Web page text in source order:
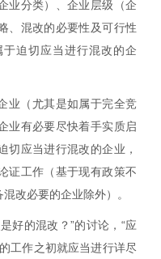
业分类）、企业层级（企
、混改的必要性及可行性
迫切应当进行混改的企
业（尤其是如属于完全竞
业有必要尽快着手实质启
切应当进行混改的企业，
证工作（基于现有政策不
改必要的企业除外）。
好的混改？”的讨论，“应
工作之初就应当进行详尽